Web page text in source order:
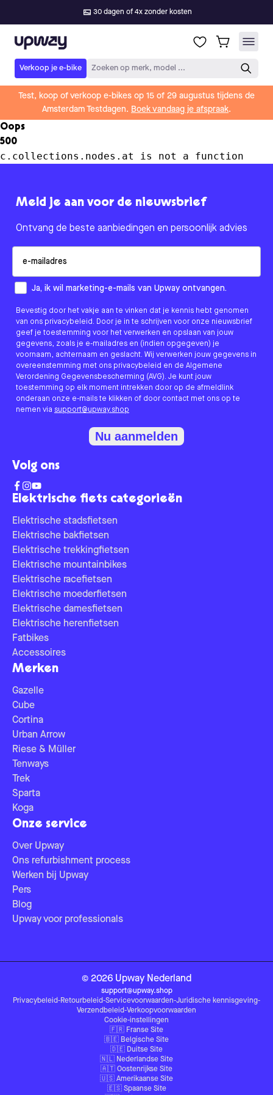
30 dagen of 4x zonder kosten
Upway
Verkoop je e-bike Zoeken op merk, model ...
Test, koop of verkoop e-bikes op 15 of 29 augustus tijdens de
Amsterdam Testdagen. Boek vandaag je afspraak.
Oops
500
c.collections.nodes.at is not a function
Elektrische fiets categorieën
Elektrische stadsfietsen
Elektrische bakfietsen
Elektrische trekkingfietsen
Elektrische mountainbikes
Elektrische racefietsen
Elektrische moederfietsen
Elektrische damesfietsen
Elektrische herenfietsen
Fatbikes
Accessoires
Merken
Gazelle
Cube
Cortina
Urban Arrow
Riese & Müller
Tenways
Trek
Sparta
Koga
Onze service
Over Upway
Ons refurbishment process
Werken bij Upway
Pers
Blog
Upway voor professionals
Meld je aan voor de nieuwsbrief
Ontvang de beste aanbiedingen en persoonlijk advies
How would you like to hear from us?
Ja, ik wil marketing-e-mails van Upway ontvangen.
Bevestig door het vakje aan te vinken dat je kennis hebt genomen
van ons privacybeleid. Door je in te schrijven voor onze nieuwsbrief
geef je toestemming voor het verwerken en opslaan van jouw
gegevens, zoals je e-mailadres en (indien opgegeven) je
voornaam, achternaam en geslacht. Wij verwerken jouw gegevens in
overeenstemming met ons privacybeleid en de Algemene
Verordening Gegevensbescherming (AVG). Je kunt jouw
toestemming op elk moment intrekken door op de afmeldlink
onderaan onze e-mails te klikken of door contact met ons op te
nemen via support@upway.shop
Nu aanmelden
Volg ons
© 2026 Upway Nederland
support@upway.shop
Privacybeleid-Retourbeleid-Servicevoorwaarden-Juridische kennisgeving-
Verzendbeleid-Verkoopvoorwaarden
Cookie-instellingen
🇫🇷 Franse Site
🇧🇪 Belgische Site
🇩🇪 Duitse Site
🇳🇱 Nederlandse Site
🇦🇹 Oostenrijkse Site
🇺🇸 Amerikaanse Site
🇪🇸 Spaanse Site